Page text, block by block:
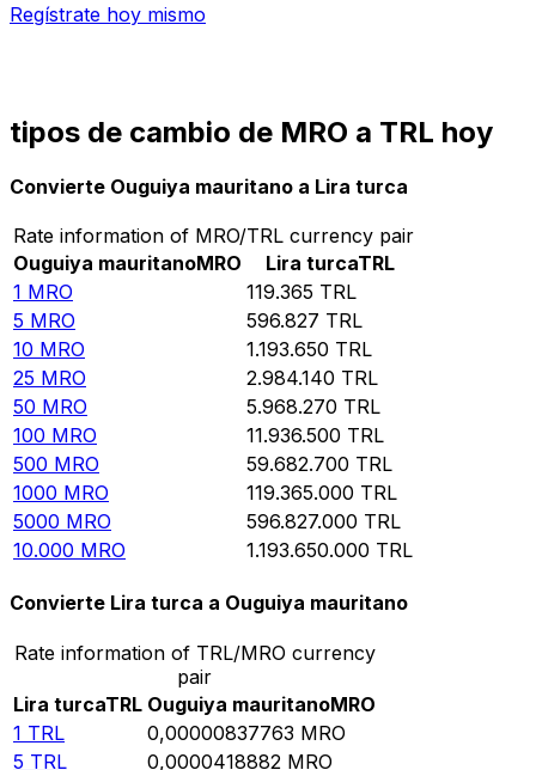
Regístrate hoy mismo
tipos de cambio de MRO a TRL hoy
Convierte Ouguiya mauritano a Lira turca
Rate information of MRO/TRL currency pair
Ouguiya mauritanoMRO Lira turcaTRL
1 MRO 119.365 TRL
5 MRO 596.827 TRL
10 MRO 1.193.650 TRL
25 MRO 2.984.140 TRL
50 MRO 5.968.270 TRL
100 MRO 11.936.500 TRL
500 MRO 59.682.700 TRL
1000 MRO 119.365.000 TRL
5000 MRO 596.827.000 TRL
10.000 MRO 1.193.650.000 TRL
Convierte Lira turca a Ouguiya mauritano
Rate information of TRL/MRO currency
pair
Lira turcaTRL Ouguiya mauritanoMRO
1 TRL 0,00000837763 MRO
5 TRL 0,0000418882 MRO